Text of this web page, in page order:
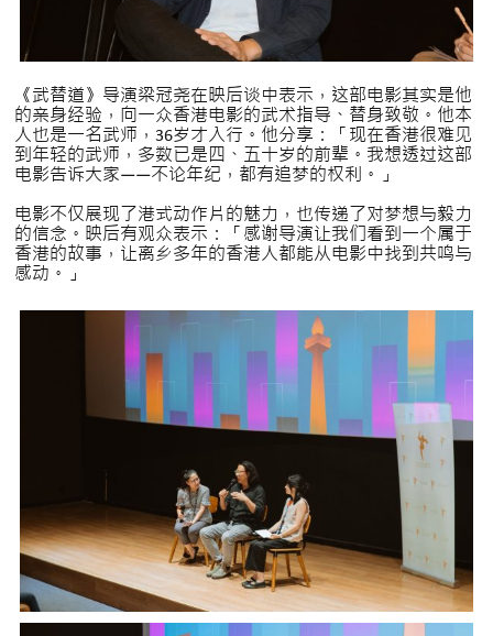
《武替道》导演梁冠尧在映后谈中表示，这部电影其实是他
的亲身经验，向一众香港电影的武术指导、替身致敬。他本
人也是一名武师，36岁才入行。他分享：「现在香港很难见
到年轻的武师，多数已是四、五十岁的前辈。我想透过这部
电影告诉大家——不论年纪，都有追梦的权利。」
电影不仅展现了港式动作片的魅力，也传递了对梦想与毅力
的信念。映后有观众表示：「感谢导演让我们看到一个属于
香港的故事，让离乡多年的香港人都能从电影中找到共鸣与
感动。」